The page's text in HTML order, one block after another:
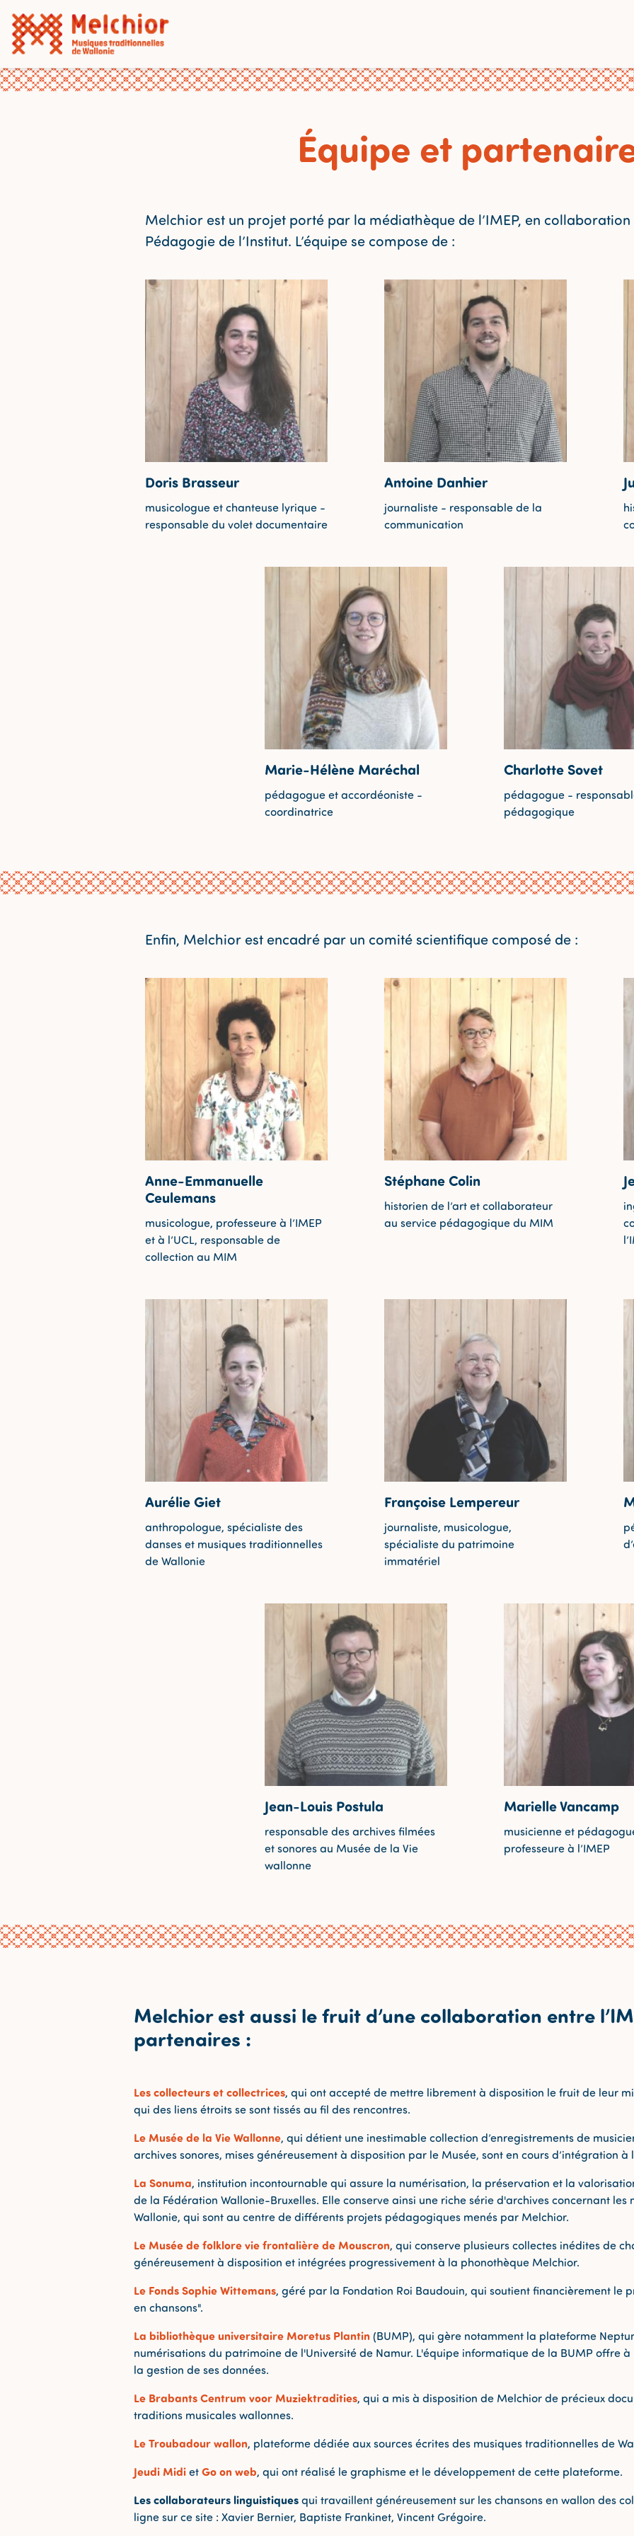
Équipe et
Melchior est un projet porté par la médiathèque de l’IMEP, en
Pédagogie de l’Institut. L’équipe se compose de :
Doris Brasseur
musicologue et chanteuse lyrique -
responsable du volet documentaire
Antoine Danhier
journaliste - responsable de la
communication
Marie-Hélène Maréchal
pédagogue et accordéoniste -
coordinatrice
Charlotte Sovet
pédagogue -
pédagogique
Enfin, Melchior est encadré par un comité scientifique composé de :
Anne-Emmanuelle
Ceulemans
musicologue, professeure à l’IMEP
et à l’UCL, responsable de
collection au MIM
Stéphane Colin
historien de l’art et collaborateur
au service pédagogique du MIM
Aurélie Giet
anthropologue, spécialiste des
danses et musiques traditionnelles
de Wallonie
Françoise Lempereur
journaliste, musicologue,
spécialiste du patrimoine
immatériel
Jean-Louis Postula
responsable des archives filmées
et sonores au Musée de la Vie
wallonne
Marielle Vancamp
musicienne et
professeure à l’IMEP
Melchior est aussi le fruit d’une collaboration entre
partenaires :
Les collecteurs et collectrices, qui ont accepté de mettre librement à disposition le fruit de leur
qui des liens étroits se sont tissés au fil des rencontres.
Le Musée de la Vie Wallonne, qui détient une inestimable collection d’enregistrements de
archives sonores, mises généreusement à disposition par le Musée, sont en cours d’intégration
La Sonuma, institution incontournable qui assure la numérisation, la préservation et la
de la Fédération Wallonie-Bruxelles. Elle conserve ainsi une riche série d'archives concernant
Wallonie, qui sont au centre de différents projets pédagogiques menés par Melchior.
Le Musée de folklore vie frontalière de Mouscron, qui conserve plusieurs collectes inédites de
généreusement à disposition et intégrées progressivement à la phonothèque Melchior.
Le Fonds Sophie Wittemans, géré par la Fondation Roi Baudouin, qui soutient financièrement le
en chansons".
La bibliothèque universitaire Moretus Plantin (BUMP), qui gère notamment la plateforme
numérisations du patrimoine de l'Université de Namur. L'équipe informatique de la BUMP offre
la gestion de ses données.
Le Brabants Centrum voor Muziektradities, qui a mis à disposition de Melchior de précieux
traditions musicales wallonnes.
Le Troubadour wallon, plateforme dédiée aux sources écrites des musiques traditionnelles de
Jeudi Midi et Go on web, qui ont réalisé le graphisme et le développement de cette plateforme.
Les collaborateurs linguistiques qui travaillent généreusement sur les chansons en wallon des
ligne sur ce site : Xavier Bernier, Baptiste Frankinet, Vincent Grégoire.